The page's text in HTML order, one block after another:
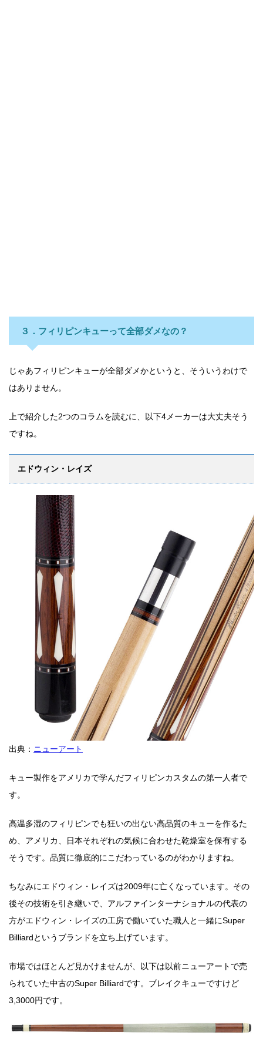
３．フィリピンキューって全部ダメなの？
じゃあフィリピンキューが全部ダメかというと、そういうわけで
はありません。
上で紹介した2つのコラムを読むに、以下4メーカーは大丈夫そう
ですね。
エドウィン・レイズ
出典： ニューアート
キュー製作をアメリカで学んだフィリピンカスタムの第一人者で
す。
高温多湿のフィリピンでも狂いの出ない高品質のキューを作るた
め、アメリカ、日本それぞれの気候に合わせた乾燥室を保有する
そうです。品質に徹底的にこだわっているのがわかりますね。
ちなみにエドウィン・レイズは2009年に亡くなっています。その
後その技術を引き継いで、アルファインターナショナルの代表の
方がエドウィン・レイズの工房で働いていた職人と一緒にSuper
Billiardというブランドを立ち上げています。
市場ではほとんど見かけませんが、以下は以前ニューアートで売
られていた中古のSuper Billiardです。ブレイクキューですけど
3,3000円です。